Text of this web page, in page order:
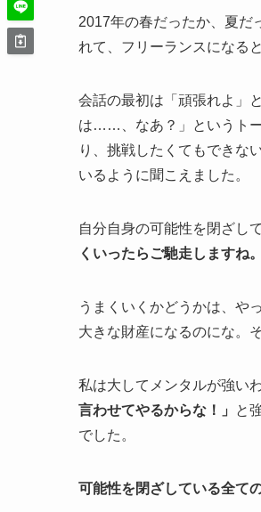
2017年の春だったか、夏だ
れて、フリーランスになる
会話の最初は「頑張れよ」
は……、なあ？」というトー
り、挑戦したくてもできな
いるように聞こえました。
自分自身の可能性を閉ざし
くいったらご馳走しますね
うまくいくかどうかは、や
大きな財産になるのにな。
私は大してメンタルが強い
言わせてやるからな！」
と
でした。
可能性を閉ざしている全て